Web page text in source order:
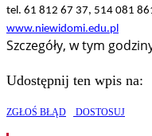
tel. 61 812 67 37, 514 081
www.niewidomi.edu.pl
Szczegóły, w tym
Udostępnij ten wpis na:
ZGŁOŚ BŁĄD DOSTOSUJ